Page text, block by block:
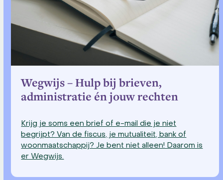
to
the
carousel
Wegwijs – Hulp bij brieven,
administratie én jouw rechten
Krijg je soms een brief of e-mail die je niet
begrijpt? Van de fiscus, je mutualiteit, bank of
woonmaatschappij? Je bent niet alleen! Daarom is
er Wegwijs.